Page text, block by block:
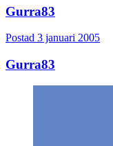
Gurra83
Postad 3 januari 2005
Gurra83